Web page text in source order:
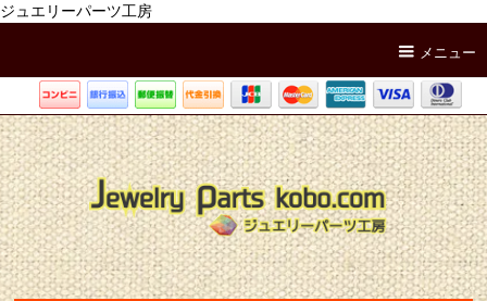
ジュエリーパーツ工房
メニュー